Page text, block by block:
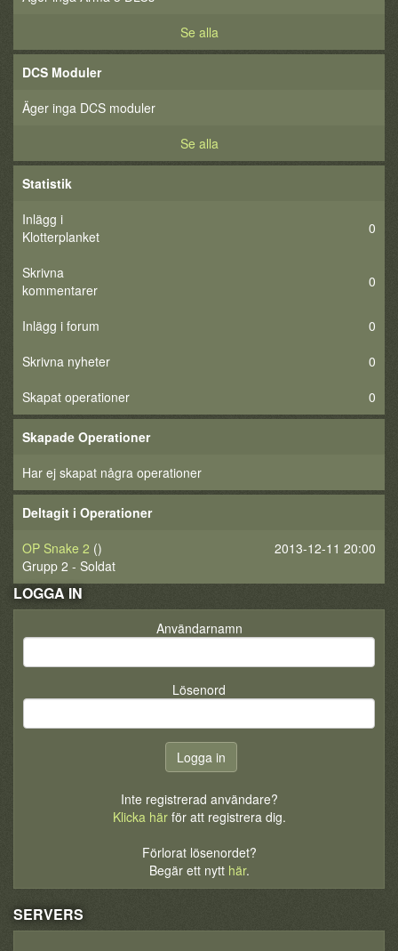
Se alla
DCS Moduler
Äger inga DCS moduler
Se alla
Statistik
Inlägg i
Klotterplanket
0
Skrivna
kommentarer
0
Inlägg i forum
0
Skrivna nyheter
0
Skapat operationer
0
Skapade Operationer
Har ej skapat några operationer
Deltagit i Operationer
2013-12-11 20:00
OP Snake 2 ()
Grupp 2 - Soldat
LOGGA IN
Användarnamn
Lösenord
Inte registrerad användare?
Klicka härför att registrera dig.
Förlorat lösenordet?
Begär ett nytt här.
SERVERS